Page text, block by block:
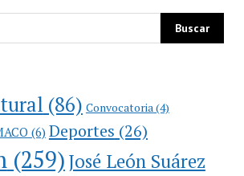
(86) Convocatoria (4)
(6) Deportes (26)
(259)José León Suárez